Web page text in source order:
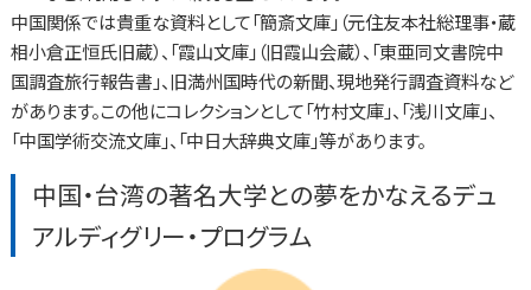
中国関係では貴重な資料として「簡斎文庫」（元住友本社総理事・蔵
相小倉正恒氏旧蔵）、「霞山文庫」（旧霞山会蔵）、「東亜同文書院中
国調査旅行報告書」、旧満州国時代の新聞、現地発行調査資料など
があります。この他にコレクションとして「竹村文庫」、「浅川文庫」、
「中国学術交流文庫」、「中日大辞典文庫」等があります。
中国・台湾の著名大学との夢をかなえるデュ
アルディグリー・プログラム